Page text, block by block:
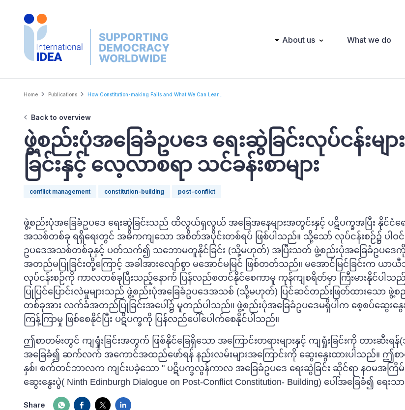
Main About us What we do
Breadcrumb
Home Publications How Constitution-making Fails and What We Can Lear...
Back to overview
ဖွဲ့စည်းပုံအခြေခံဥပဒေ ရေးဆွဲခြင်းလုပ်ငန်းမျာ
ခြင်းနှင့် လေ့လာစရာ သင်ခန်းစာများ
conflict management constitution-building post-conflict
ဖွဲ့စည်းပုံအခြေခံဥပဒေ ရေးဆွဲခြင်းသည် ထိလွယ်ရှလွယ် အခြေအနေများအတွင်းနှင့် ပဋိပက္ခအပြီး နိုင်ငံရေ
အသစ်တစ်ခု ရရှိရေးတွင် အဓိကကျသော အစိတ်အပိုင်းတစ်ရပ် ဖြစ်ပါသည်။ သို့သော် လုပ်ငန်းစဉ်၌ ပါဝင်
ဥပဒေအသစ်တစ်ခုနှင့် ပတ်သက်၍ သဘောမတူနိုင်ခြင်း (သို့မဟုတ်) အပြီးသတ် ဖွဲ့စည်းပုံအခြေခံဥပဒေ
အတည်မပြု ခြင်းတို့ကြောင့် အခါအားလျော်စွာ မအောင်မမြင် ဖြစ်တတ်သည်။ မအောင်မြင်ခြင်းက ယာယီသ
လုပ်ငန်းစဉ်ကို ကာလတစ်ခုပြီးသည့်နောက် ပြန်လည်စတင်နိုင်စေကာမူ ကုန်ကျစရိတ်မှာ ကြီးမားနိုင်ပါ
ပြုပြင်ပြောင်းလဲမှုများသည် ဖွဲ့စည်းပုံအခြေခံဥပဒေအသစ် (သို့မဟုတ်) ပြင်ဆင်တည်းဖြတ်ထားသော ဖွဲ့စ
တစ်ခုအား လက်ခံအတည်ပြုခြင်းအပေါ်၌ မူတည်ပါသည်။ ဖွဲ့စည်းပုံအခြေခံဥပဒေမရှိပါက စေ့စပ်ဆွေးနွေး
ကြန့်ကြာမှု ဖြစ်စေနိုင်ပြီး ပဋိပက္ခကို ပြန်လည်ပေါ်ပေါက်စေနိုင်ပါသည်။
ဤစာတမ်းတွင် ကျရှုံးခြင်းအတွက် ဖြစ်နိုင်ခြေရှိသော အကြောင်းတရားများနှင့် ကျရှုံးခြင်းကို တားဆီးရ
အခြေခံ၍ ဆက်လက် အကောင်အထည်ဖော်ရန် နည်းလမ်းများအကြောင်းကို ဆွေးနွေးထားပါသည်။ ဤစာ
နှစ်၊ စက်တင်ဘာလက ကျင်းပခဲ့သော " ပဋိပက္ခလွန်ကာလ အခြေခံဥပဒေ ရေးဆွဲခြင်း ဆိုင်ရာ နဝမအကြိ
ဆွေးနွေးပွဲ( Ninth Edinburgh Dialogue on Post-Conflict Constitution- Building) ပေါ်အခြေခံ၍ ရေး
Share